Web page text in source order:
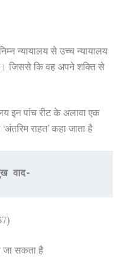
न्यायालय से उच्च न्यायालय
जिससे कि वह अपने शक्ति से
इन पांच रीट के अलावा एक
राहत’ कहा जाता है
वाद-
जा सकता है